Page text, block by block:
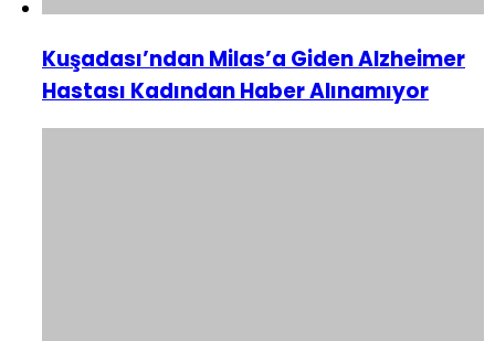
Kuşadası’ndan Milas’a Giden Alzheimer
Hastası Kadından Haber Alınamıyor